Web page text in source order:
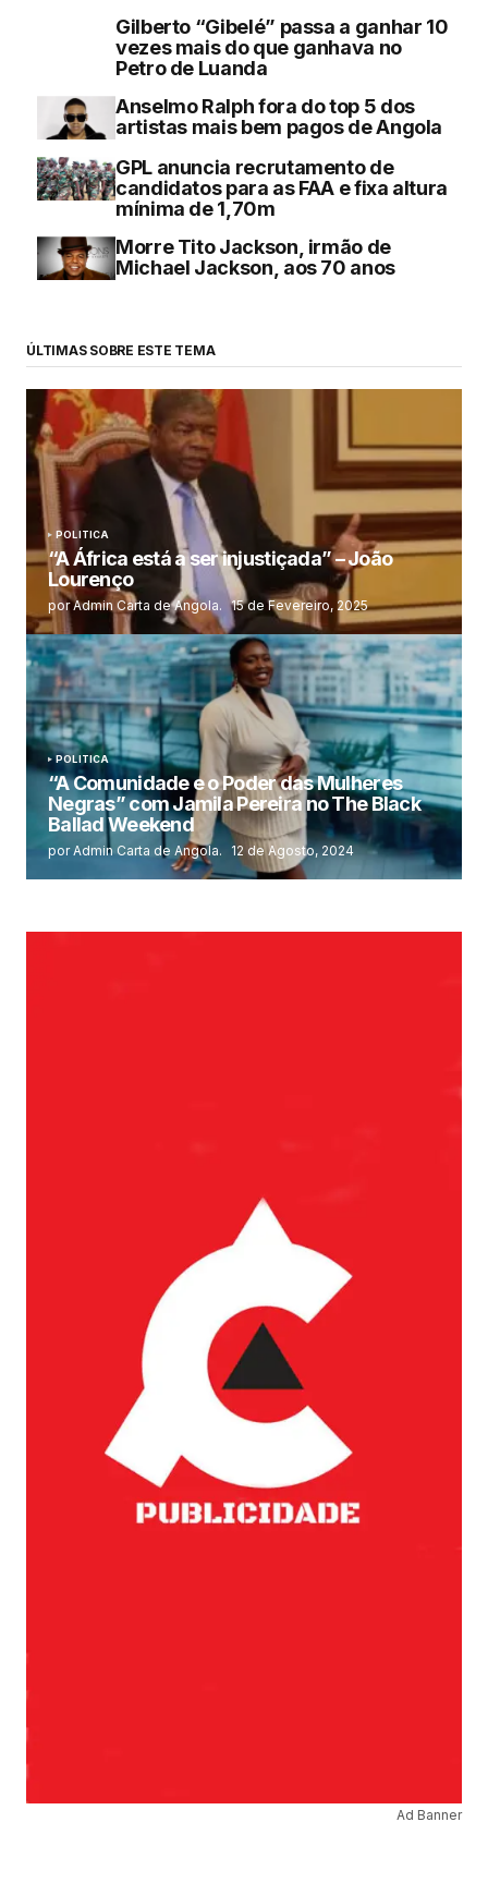
Gilberto “Gibelé” passa a ganhar 10
vezes mais do que ganhava no
Petro de Luanda
Anselmo Ralph fora do top 5 dos
artistas mais bem pagos de Angola
GPL anuncia recrutamento de
candidatos para as FAA e fixa altura
mínima de 1,70m
Morre Tito Jackson, irmão de
Michael Jackson, aos 70 anos
ÚLTIMAS SOBRE ESTE TEMA
POLITICA
“A África está a ser injustiçada” – João
Lourenço
por Admin Carta de Angola. 15 de Fevereiro, 2025
POLITICA
“A Comunidade e o Poder das Mulheres
Negras” com Jamila Pereira no The Black
Ballad Weekend
por Admin Carta de Angola. 12 de Agosto, 2024
Ad Banner